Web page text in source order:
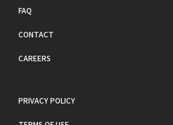
FAQ
CONTACT
CAREERS
PRIVACY POLICY